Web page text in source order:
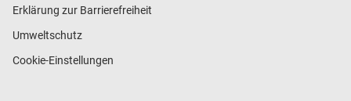
Erklärung zur Barrierefreiheit
Umweltschutz
Cookie-Einstellungen